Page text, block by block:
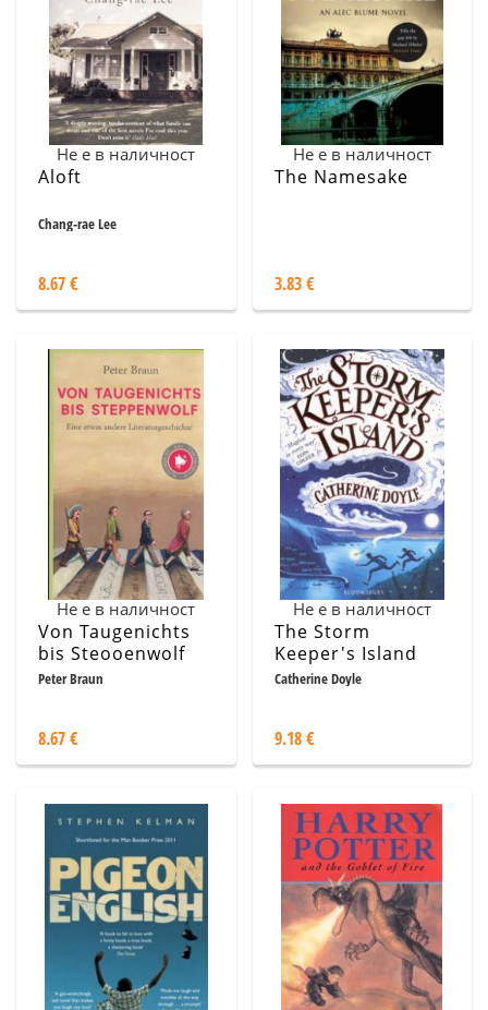
Не е в наличност
Aloft
Chang-rae Lee
8.67 €
Не е в наличност
The Namesake
3.83 €
Не е в наличност
Von Taugenichts
bis Steooenwolf
Peter Braun
8.67 €
Не е в наличност
The Storm
Keeper's Island
Catherine Doyle
9.18 €